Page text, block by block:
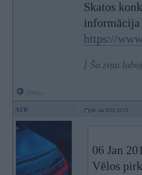
Skatos
informācija
https://
[ Šo ziņu
ATB 06. Jan 2018, 22:21
06 Jan
Vēlos